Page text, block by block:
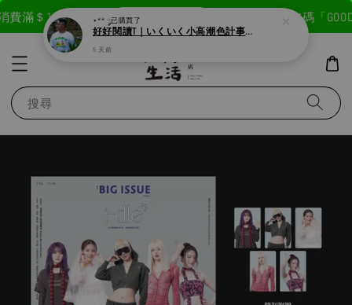
費滿＄1800免運費 現在去購物！ 首次註冊輸入折扣碼「
搜尋
⋆** ༘已購買了
好好閱讀T｜いくいく小高潮色計事務所X好好生活書店聯名款
5 天前